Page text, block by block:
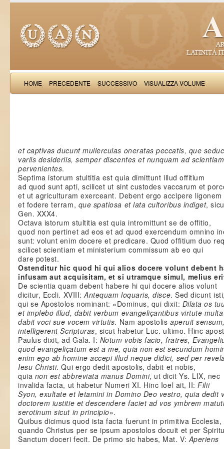
HOME PRECEDENTE SUCCESSIVO VISUALIZZA VOLUME
et captivas ducunt mulierculas oneratas peccatis, que
variis desideriis, semper discentes et nunquam ad
pervenientes.
Septima istorum stultitia est quia dimittunt illud offitium
ad quod sunt apti, scilicet ut sint custodes vaccarum et
et ut agriculturam exerceant. Debent ergo accipere ligonem
et fodere terram, que spatiosa et lata cultoribus indiget,
Gen. XXX4.
Octava istorum stultitia est quia intromittunt se de offitio,
quod non pertinet ad eos et ad quod exercendum omnino
sunt: volunt enim docere et predicare. Quod offitium duo
scilicet scientiam et ministerium commissum ab eo qui
dare potest.
Ostenditur hic quod hi qui alios docere volunt debent
infusam aut acquisitam, et si utramque simul, melius
De scientia quam debent habere hi qui docere alios volunt
dicitur, Eccli. XVIII:Antequam loquaris, disce. Sed dicunt
qui se Apostolos nominant: «Dominus, qui dixit: Dilata os
et implebo illud, dabit verbum evangeliçantibus virtute
dabit voci sue vocem virtutis. Nam apostolisaperuit
intelligerent Scripturas, sicut habetur Luc. ultimo. Hinc
Paulus dixit, ad Gala. I: Notum vobis facio, fratres,
quod evangeliçatum est a me, quia non est secundum
enim ego ab homine accepi illud neque didici, sed per
Iesu Christi. Qui ergo dedit apostolis, dabit et nobis,
quia non est abbreviata manus Domini, ut dicit Ys. LIX, nec
invalida facta, ut habetur Numeri XI. Hinc Ioel ait, II:Filii
Syon, exultate et letamini in Domino Deo vestro, quia dedit
doctorem iustitie et descendere faciet ad vos ymbrem
serotinum sicut in principio».
Quibus dicimus quod ista facta fuerunt in primitiva Ecclesia,
quando Christus per se ipsum apostolos docuit et per
Sanctum doceri fecit. De primo sic habes, Mat. V:Aperiens